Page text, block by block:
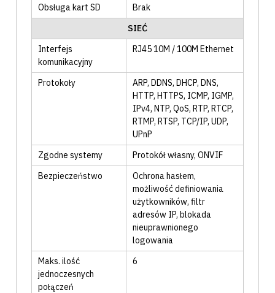
Obsługa kart SD
Brak
SIEĆ
Interfejs
komunikacyjny
RJ45 10M / 100M Ethernet
Protokoły ARP, DDNS, DHCP, DNS,
HTTP, HTTPS, ICMP, IGMP,
IPv4, NTP, QoS, RTP, RTCP,
RTMP, RTSP, TCP/IP, UDP,
UPnP
Zgodne systemy
Protokół własny, ONVIF
Bezpieczeństwo
Ochrona hasłem,
możliwość definiowania
użytkowników, filtr
adresów IP, blokada
nieuprawnionego
logowania
Maks. ilość
jednoczesnych
połączeń
6